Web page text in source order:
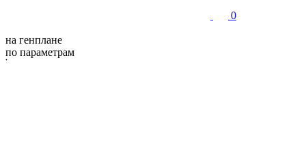
0
на генплане
по параметрам